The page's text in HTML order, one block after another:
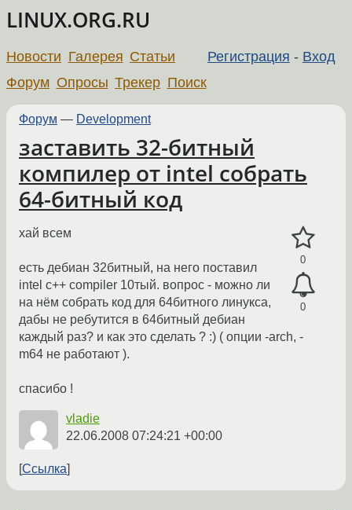
LINUX.ORG.RU
Регистрация - Вход
Новости Галерея Статьи
Форум Опросы Трекер Поиск
Форум — Development
заставить 32-битный
компилер от intel собрать
64-битный код
0
0
хай всем
есть дебиан 32битный, на него поставил
intel c++ compiler 10тый. вопрос - можно ли
на нём собрать код для 64битного линукса,
дабы не ребутится в 64битный дебиан
каждый раз? и как это сделать ? :) ( опции -arch, -
m64 не работают ).
спасибо !
vladie
22.06.2008 07:24:21 +00:00
Ссылка